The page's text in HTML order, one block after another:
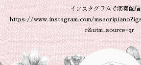
インスタグラムで演奏配信
https://www.instagram.com/
r&utm_source=qr